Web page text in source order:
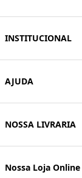
INSTITUCIONAL
AJUDA
NOSSA LIVRARIA
Nossa Loja Online